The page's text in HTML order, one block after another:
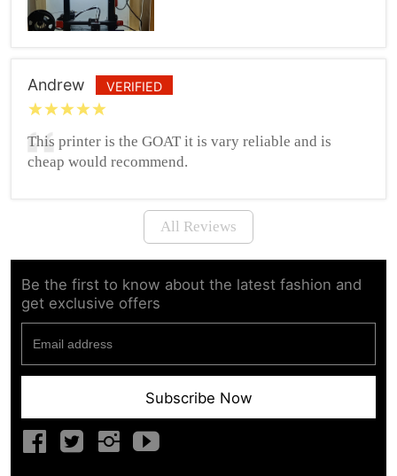
Andrew VERIFIED
This printer is the GOAT it is vary reliable and is
cheap would recommend.
All Reviews
Be the first to know about the latest fashion and
get exclusive offers
Subscribe Now